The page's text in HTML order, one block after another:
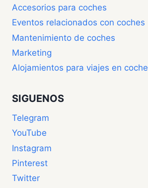
Accesorios para coches
Eventos relacionados con coches
Mantenimiento de coches
Marketing
Alojamientos para viajes en coche
SIGUENOS
Telegram
YouTube
Instagram
Pinterest
Twitter